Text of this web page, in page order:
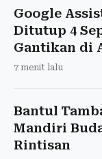
Google
Ditutup 4
Gantikan di
7 menit lalu
Bantul
Mandiri
Rintisan